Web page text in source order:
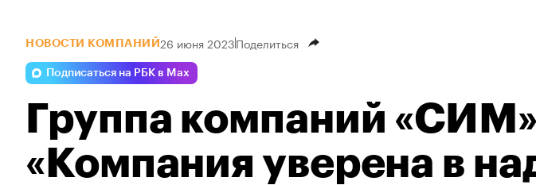
НОВОСТИ КОМПАНИЙ 26 июня 2023Поделиться
Подписаться на РБК в Max
Группа компаний
«Компания уверена в